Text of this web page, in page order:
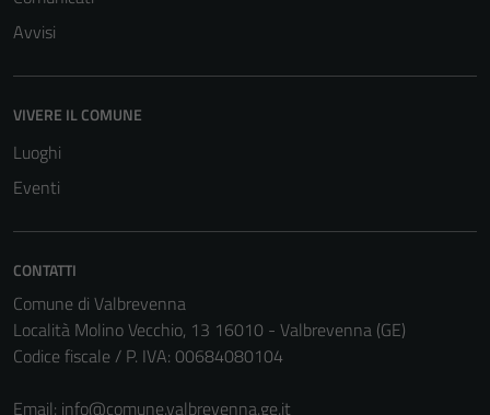
Avvisi
VIVERE IL COMUNE
Luoghi
Eventi
CONTATTI
Comune di Valbrevenna
Località Molino Vecchio, 13 16010 - Valbrevenna (GE)
Codice fiscale / P. IVA: 00684080104
Email: info@comune.valbrevenna.ge.it
sono
impostati da
servizi esterni